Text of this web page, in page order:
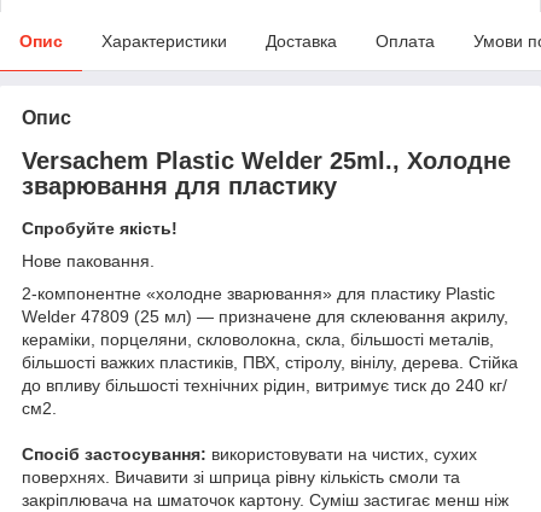
Опис Характеристики Доставка Оплата Умови
Опис
Versachem Plastic Welder 25ml., Холодне
зварювання для пластику
Спробуйте якість!
Нове паковання.
2-компонентне «холодне зварювання» для пластику Plastic
Welder 47809 (25 мл) — призначене для склеювання акрилу,
кераміки, порцеляни, скловолокна, скла, більшості металів,
більшості важких пластиків, ПВХ, стіролу, вінілу, дерева. Стійка
до впливу більшості технічних рідин, витримує тиск до 240 кг/
см2.
Спосіб застосування: використовувати на чистих, сухих
поверхнях. Вичавити зі шприца рівну кількість смоли та
закріплювача на шматочок картону. Суміш застигає менш ніж